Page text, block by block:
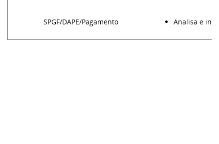
SPGF/DAPE/Pagamento Analisa e